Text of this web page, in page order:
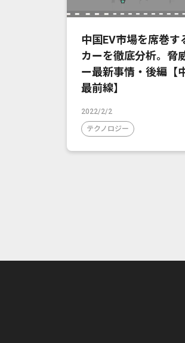
中国EV市場を席巻す
カーを徹底分析。脅
ー最新事情・後編【
最前線】
2022/2/2
テクノロジー